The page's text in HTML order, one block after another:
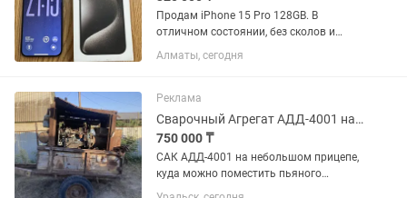
Продам iPhone 15 Pro 128GB. В
отличном состоянии, без сколов и
каких-либо проблем. В ремонте не был.
Цвет Natural Titanium Аккумулятор 81%
Покупался во Flagman store
Алматы, сегодня
Реклама
Сварочный Агрегат АДД-4001 на небольшом прицепе.
750 000 ₸
САК АДД-4001 на небольшом прицепе,
куда можно поместить пьяного
сварщика в конце смены, двигатель